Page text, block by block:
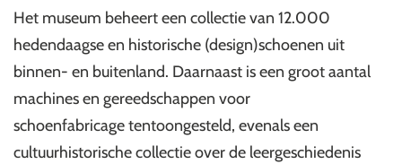
Het museum beheert een collectie van 12.000
hedendaagse en historische (design)schoenen uit
binnen- en buitenland. Daarnaast is een groot aantal
machines en gereedschappen voor
schoenfabricage tentoongesteld, evenals een
cultuurhistorische collectie over de leergeschiedenis